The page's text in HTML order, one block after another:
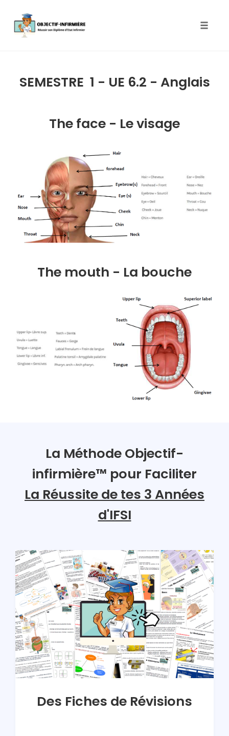
contentSEMESTRE 1 - UE 6.2 - Anglais
The face - Le visage
The mouth - La bouche
La Méthode Objectif-
infirmière™ pour Faciliter
La Réussite de tes 3 Années
d'IFSI
Des Fiches de Révisions